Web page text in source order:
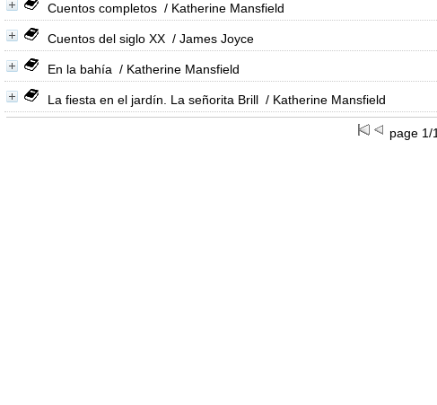
Cuentos completos / Katherine Mansfield
Cuentos del siglo XX / James Joyce
En la bahía / Katherine Mansfield
La fiesta en el jardín. La señorita Brill / Katherine Mansfield
page